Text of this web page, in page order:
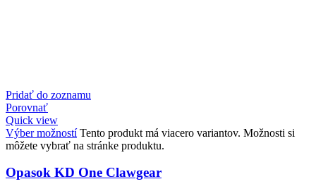
Pridať do zoznamu
Porovnať
Quick view
Výber možností Tento produkt má viacero variantov. Možnosti si
môžete vybrať na stránke produktu.
Opasok KD One Clawgear